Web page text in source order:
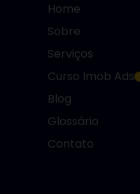
Home
Sobre
Serviços
Curso Imob Ads
Blog
Glossário
Contato